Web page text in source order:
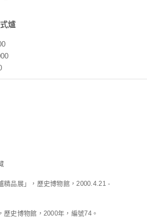
爐
精品展」，歷史博物館，2000.4.21 -
歷史博物館，2000年，編號74。